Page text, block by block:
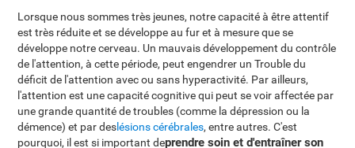
Lorsque nous sommes très jeunes, notre capacité à être attentif
est très réduite et se développe au fur et à mesure que se
développe notre cerveau. Un mauvais développement du contrôle
de l'attention, à cette période, peut engendrer un Trouble du
déficit de l'attention avec ou sans hyperactivité. Par ailleurs,
l'attention est une capacité cognitive qui peut se voir affectée par
une grande quantité de troubles (comme la dépression ou la
démence) et par deslésions cérébrales, entre autres. C'est
pourquoi, il est si important deprendre soin et d'entraîner son